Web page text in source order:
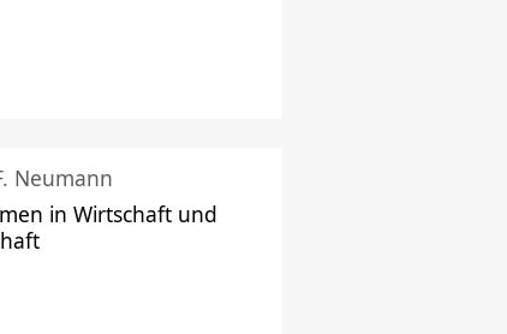
Neumann
in Wirtschaft und